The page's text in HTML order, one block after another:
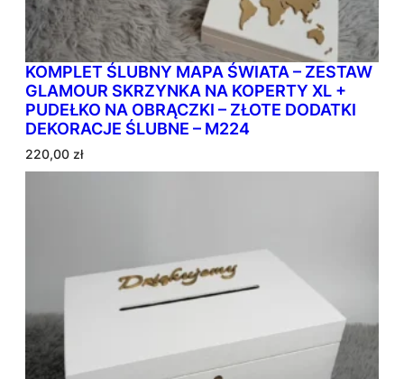
KOMPLET ŚLUBNY MAPA ŚWIATA – ZESTAW
GLAMOUR SKRZYNKA NA KOPERTY XL +
PUDEŁKO NA OBRĄCZKI – ZŁOTE DODATKI
DEKORACJE ŚLUBNE – M224
220,00 zł